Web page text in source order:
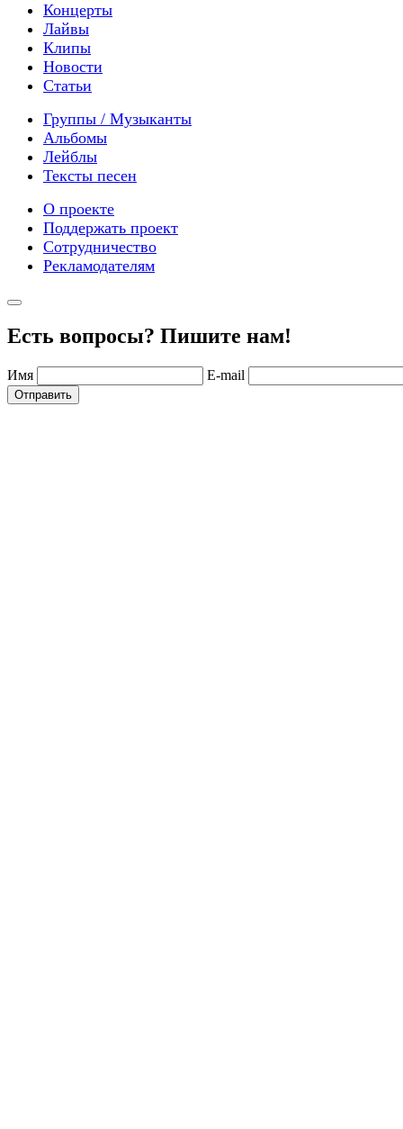
Концерты
Лайвы
Клипы
Новости
Статьи
Группы / Музыканты
Альбомы
Лейблы
Тексты песен
О проекте
Поддержать проект
Сотрудничество
Рекламодателям
Есть вопросы? Пишите нам!
Имя E-mail